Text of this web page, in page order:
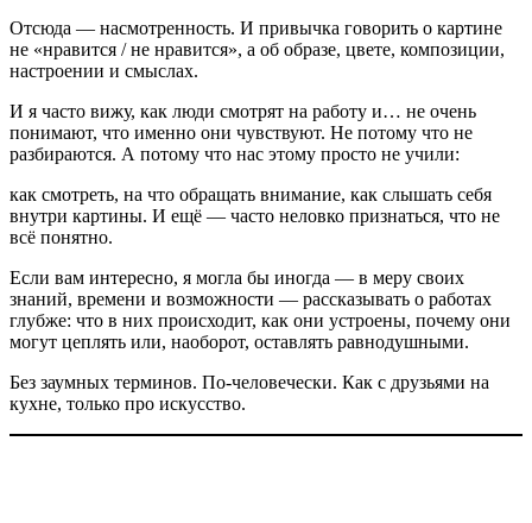
Отсюда — насмотренность. И привычка говорить о картине
не «нравится / не нравится», а об образе, цвете, композиции,
настроении и смыслах.
И я часто вижу, как люди смотрят на работу и… не очень
понимают, что именно они чувствуют. Не потому что не
разбираются. А потому что нас этому просто не учили:
как смотреть, на что обращать внимание, как слышать себя
внутри картины. И ещё — часто неловко признаться, что не
всё понятно.
Если вам интересно, я могла бы иногда — в меру своих
знаний, времени и возможности — рассказывать о работах
глубже: что в них происходит, как они устроены, почему они
могут цеплять или, наоборот, оставлять равнодушными.
Без заумных терминов. По-человечески. Как с друзьями на
кухне, только про искусство.